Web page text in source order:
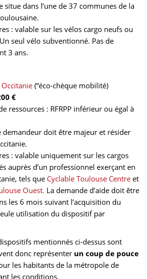
situe dans l’une de 37 communes de la
: valable sur les vélos cargo neufs ou
seul vélo subventionné. Pas de
3 ans.
Occitanie(“éco-chèque mobilité)
€
ressources : RFRPP inférieur ou égal à
demandeur doit être majeur et résider
: valable uniquement sur les cargos
auprès d’un professionnel exerçant en
tels que Cyclable Toulouse Centre et
Ouest. La demande d’aide doit être
les 6 mois suivant l’acquisition du
utilisation du dispositif par
mentionnés ci-dessus sont
donc représenter un coup de pouce
les habitants de la métropole de
les conditions.